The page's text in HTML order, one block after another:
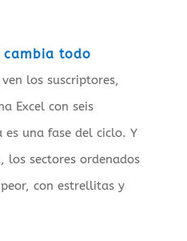
cambia todo
los suscriptores,
Excel con seis
es una fase del ciclo. Y
los sectores ordenados
con estrellitas y